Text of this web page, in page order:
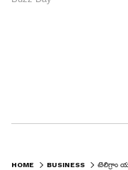
HOME BUSINESS